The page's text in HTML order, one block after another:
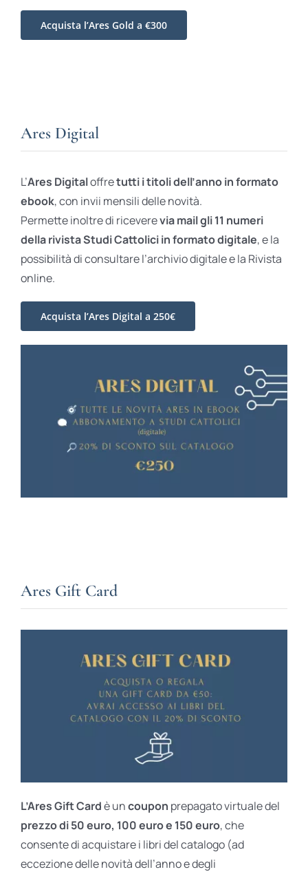
Acquista l’Ares Gold a €300
Ares Digital
L’Ares Digitaloffretutti i titoli dell’anno in formato
ebook, con invii mensili delle novità.
Permette inoltre di riceverevia mail gli 11 numeri
della rivista Studi Cattolici in formato digitale, e la
possibilità di consultare l’archivio digitale e la Rivista
online.
Acquista l’Ares Digital a 250€
Ares Gift Card
L’Ares Gift Cardè uncoupon prepagato virtuale del
prezzo di 50 euro, 100 euro e 150 euro, che
consente di acquistare i libri del catalogo (ad
eccezione delle novità dell’anno e degli